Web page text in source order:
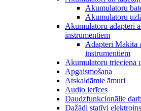
Akumulatoru
Akumulatoru
Akumulatoru adapteri
instrumentiem
Adapteri Makita
instrumentiem
Akumulatoru trieciena
Apgaismošana
Atskaldāmie āmuri
Audio ierīces
Daudzfunkcionālie
Dažādi statīvi